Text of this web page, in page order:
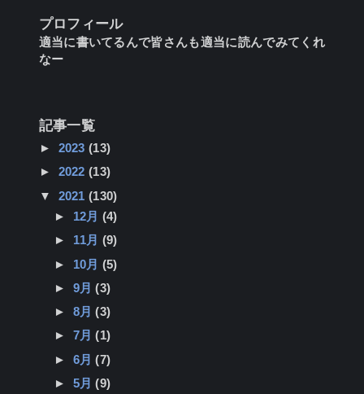
プロフィール
適当に書いてるんで皆さんも適当に読んでみてくれ
なー
記事一覧
► 2023(13)
► 2022(13)
▼ 2021(130)
► 12月 (4)
► 11月 (9)
► 10月 (5)
► 9月(3)
► 8月(3)
► 7月(1)
► 6月(7)
► 5月(9)